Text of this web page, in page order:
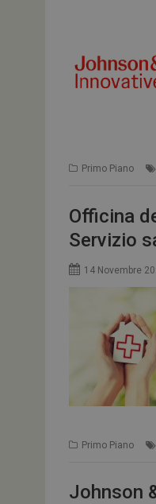
Primo Piano
Officina
Servizio
14 Novembre
Primo Piano
Johnson